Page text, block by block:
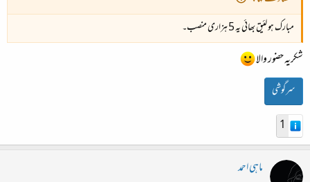
ا
ء
مبارک ہو لئیق بھائی یہ 5 ہزاری منصب۔
شکریہ حضور والا
سرگوشی
1
ماہی احمد